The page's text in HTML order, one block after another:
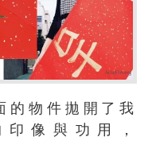
的物件拋開了我
像與功用，